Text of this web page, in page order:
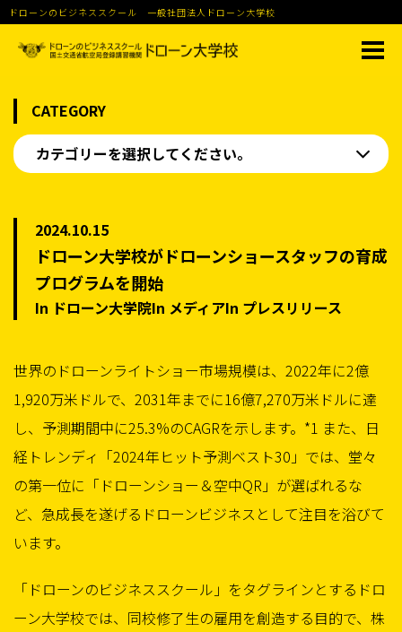
ドローンのビジネススクール 一般社団法人ドローン大学校
CATEGORY
カテゴリーを選択してください。
2024.10.15
ドローン大学校がドローンショースタッフの育成
プログラムを開始
In ドローン大学院In メディアIn プレスリリース
世界のドローンライトショー市場規模は、2022年に2億
1,920万米ドルで、2031年までに16億7,270万米ドルに達
し、予測期間中に25.3%のCAGRを示します。*1 また、日
経トレンディ「2024年ヒット予測ベスト30」では、堂々
の第一位に「ドローンショー＆空中QR」が選ばれるな
ど、急成長を遂げるドローンビジネスとして注目を浴びて
います。
「ドローンのビジネススクール」をタグラインとするドロ
ーン大学校では、同校修了生の雇用を創造する目的で、株